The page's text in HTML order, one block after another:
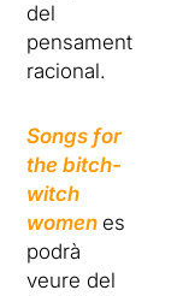
del
pensament
racional.
Songs for
the bitch-
witch
womenes
podrà
veure del